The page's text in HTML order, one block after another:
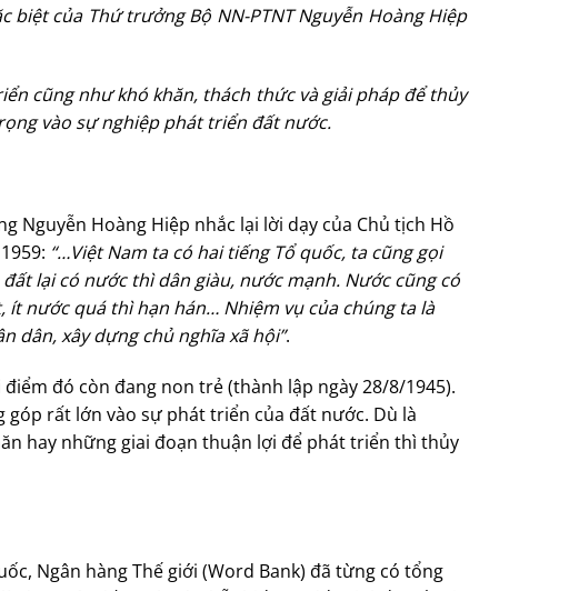
của Thứ trưởng Bộ NN-PTNT Nguyễn Hoàng Hiệp
cũng như khó khăn, thách thức và giải pháp để thủy
vào sự nghiệp phát triển đất nước.
Nguyễn Hoàng Hiệp nhắc lại lời dạy của Chủ tịch Hồ
“…Việt Nam ta có hai tiếng Tổ quốc, ta cũng gọi
lại có nước thì dân giàu, nước mạnh. Nước cũng có
nước quá thì hạn hán… Nhiệm vụ của chúng ta là
dân, xây dựng chủ nghĩa xã hội”.
đó còn đang non trẻ (thành lập ngày 28/8/1945).
rất lớn vào sự phát triển của đất nước. Dù là
hay những giai đoạn thuận lợi để phát triển thì thủy
Ngân hàng Thế giới (Word Bank) đã từng có tổng